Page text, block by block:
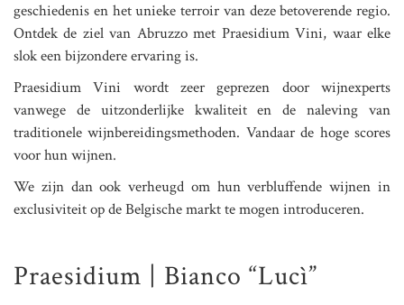
geschiedenis en het unieke terroir van deze betoverende regio.
Ontdek de ziel van Abruzzo met Praesidium Vini, waar elke
slok een bijzondere ervaring is.
Praesidium Vini wordt zeer geprezen door wijnexperts
vanwege de uitzonderlijke kwaliteit en de naleving van
traditionele wijnbereidingsmethoden. Vandaar de hoge scores
voor hun wijnen.
We zijn dan ook verheugd om hun verbluffende wijnen in
exclusiviteit op de Belgische markt te mogen introduceren.
Praesidium | Bianco “Lucì”